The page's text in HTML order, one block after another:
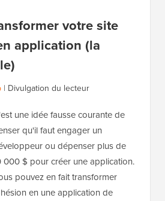
votre site
application (la
| Divulgation du lecteur
une idée fausse courante de
qu'il faut engager un
ou dépenser plus de
000 $ pour créer une application.
pouvez en fait transformer
en une application de